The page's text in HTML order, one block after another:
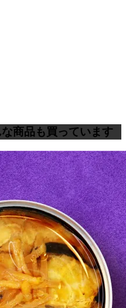
商品も買っています